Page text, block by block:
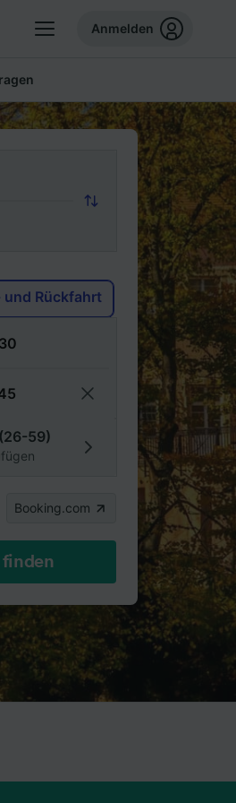
Anmelden
und Rückfahrt
59)
Booking.com
finden